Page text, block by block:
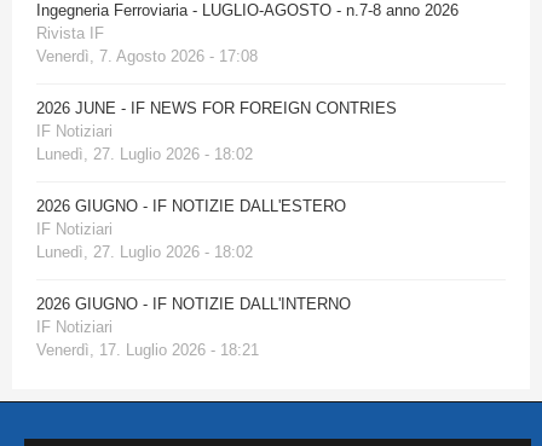
Ingegneria Ferroviaria - LUGLIO-AGOSTO - n.7-8 anno 2026
Rivista IF
Venerdì, 7. Agosto 2026 - 17:08
2026 JUNE - IF NEWS FOR FOREIGN CONTRIES
IF Notiziari
Lunedì, 27. Luglio 2026 - 18:02
2026 GIUGNO - IF NOTIZIE DALL'ESTERO
IF Notiziari
Lunedì, 27. Luglio 2026 - 18:02
2026 GIUGNO - IF NOTIZIE DALL'INTERNO
IF Notiziari
Venerdì, 17. Luglio 2026 - 18:21